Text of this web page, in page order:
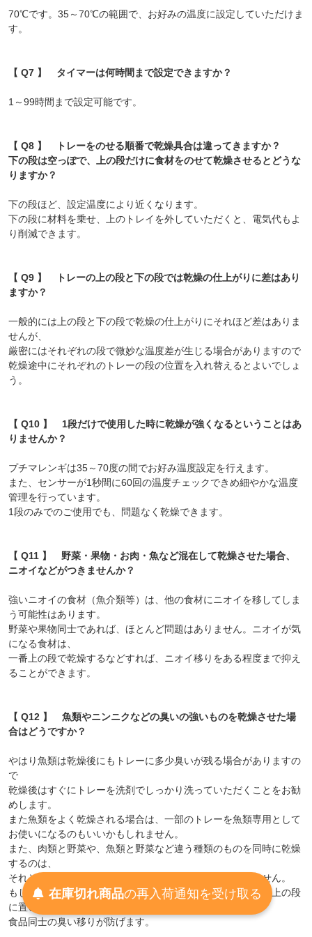
70℃です。35～70℃の範囲で、お好みの温度に設定していただけま
す。
【 Q7 】 タイマーは何時間まで設定できますか？
1～99時間まで設定可能です。
【 Q8 】 トレーをのせる順番で乾燥具合は違ってきますか？
下の段は空っぽで、上の段だけに食材をのせて乾燥させるとどうな
りますか？
下の段ほど、設定温度により近くなります。
下の段に材料を乗せ、上のトレイを外していただくと、電気代もよ
り削減できます。
【 Q9 】 トレーの上の段と下の段では乾燥の仕上がりに差はあり
ますか？
一般的には上の段と下の段で乾燥の仕上がりにそれほど差はありま
せんが、
厳密にはそれぞれの段で微妙な温度差が生じる場合がありますので
乾燥途中にそれぞれのトレーの段の位置を入れ替えるとよいでしょ
う。
【 Q10 】 1段だけで使用した時に乾燥が強くなるということはあ
りませんか？
プチマレンギは35～70度の間でお好み温度設定を行えます。
また、センサーが1秒間に60回の温度チェックできめ細やかな温度
管理を行っています。
1段のみでのご使用でも、問題なく乾燥できます。
【 Q11 】 野菜・果物・お肉・魚など混在して乾燥させた場合、
ニオイなどがつきませんか？
強いニオイの食材（魚介類等）は、他の食材にニオイを移してしま
う可能性はあります。
野菜や果物同士であれば、ほとんど問題はありません。ニオイが気
になる食材は、
一番上の段で乾燥するなどすれば、ニオイ移りをある程度まで抑え
ることができます。
【 Q12 】 魚類やニンニクなどの臭いの強いものを乾燥させた場
合はどうですか？
やはり魚類は乾燥後にもトレーに多少臭いが残る場合がありますの
で
乾燥後はすぐにトレーを洗剤でしっかり洗っていただくことをお勧
めします。
また魚類をよく乾燥される場合は、一部のトレーを魚類専用として
お使いになるのもいいかもしれません。
また、肉類と野菜や、魚類と野菜など違う種類のものを同時に乾燥
するのは、
それぞれの乾燥時間も違いますのであまりおすすめできません。
もし、一緒に乾燥する場合は、比較的臭いの強いものは一番上の段
に置いて乾燥させて下さい。
食品同士の臭い移りが防げます。
在庫切れ商品の再入荷通知を受け取る